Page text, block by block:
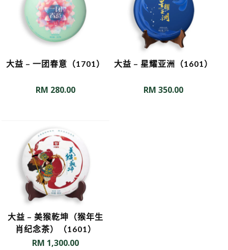
大益 – 一团春意（1701）
RM 280.00
大益 – 星耀亚洲（1601）
RM 350.00
大益 – 美猴乾坤（猴年生
肖纪念茶）（1601）
RM 1,300.00